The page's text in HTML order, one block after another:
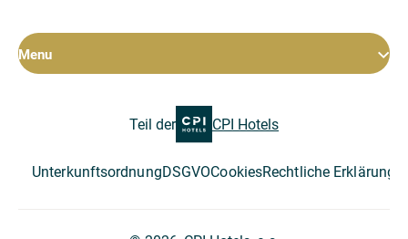
Menu
Konferenzen
UnterkunftsordnungDSGVOCookiesRechtliche Erklärung
Teil der CPI Hotels